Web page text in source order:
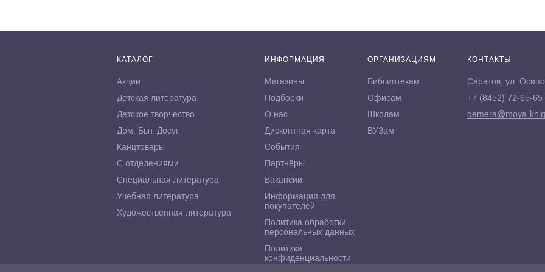
КАТАЛОГ
Акции
Детская литература
Детское творчество
Дом. Быт. Досуг.
Канцтовары
С отделениями
Специальная литература
Учебная литература
Художественная литература
ИНФОРМАЦИЯ
Магазины
Подборки
О нас
Дисконтная карта
События
Партнёры
Вакансии
Информация для
покупателей
Политика обработки
персональных данных
Политика
конфиденциальности
ОРГАНИЗАЦИЯМ
Библиотекам
Офисам
Школам
ВУЗам
КОНТАКТЫ
Саратов, ул.
+7 (8452) 72-65-65
gemera@moya-